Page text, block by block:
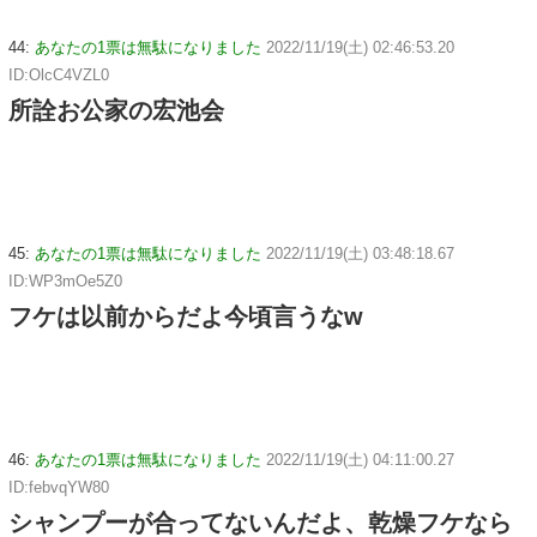
44: あなたの1票は無駄になりました 2022/11/19(土) 02:46:53.20
ID:OlcC4VZL0
所詮お公家の宏池会
45: あなたの1票は無駄になりました 2022/11/19(土) 03:48:18.67
ID:WP3mOe5Z0
フケは以前からだよ今頃言うなw
46: あなたの1票は無駄になりました 2022/11/19(土) 04:11:00.27
ID:febvqYW80
シャンプーが合ってないんだよ、乾燥フケなら